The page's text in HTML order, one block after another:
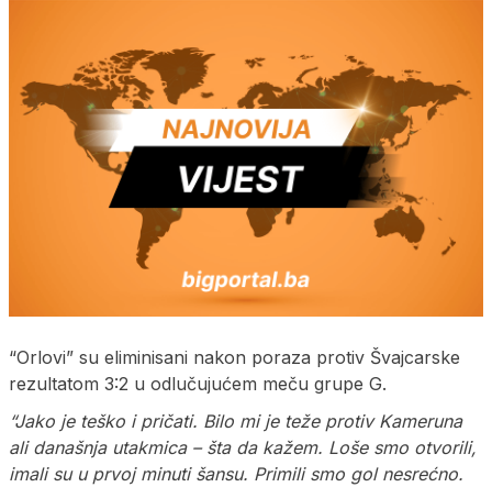
“Orlovi” su eliminisani nakon poraza protiv Švajcarske
rezultatom 3:2 u odlučujućem meču grupe G.
“Jako je teško i pričati. Bilo mi je teže protiv Kameruna
ali današnja utakmica – šta da kažem. Loše smo otvorili,
imali su u prvoj minuti šansu. Primili smo gol nesrećno.